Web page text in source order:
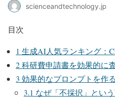
scienceandtechnology.jp
目次
1 生成AI人気ランキング：
2科研費申請書を効果的に
3 効果的なプロンプトを作
3.1 なぜ「不採択」とい